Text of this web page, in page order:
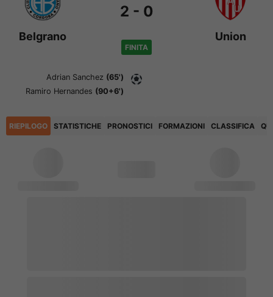
Belgrano
2 - 0
FINITA
Union
Adrian Sanchez (65')
Ramiro Hernandes (90+6')
RIEPILOGO STATISTICHE PRONOSTICI FORMAZIONI CLASSIFICA